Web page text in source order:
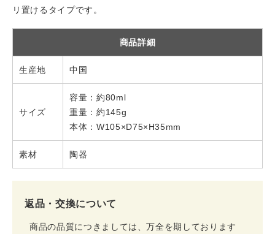
リ置けるタイプです。
商品詳細
生産地 中国
サイズ
容量：約80ml
重量：約145g
本体：W105×D75×H35mm
素材 陶器
返品・交換について
商品の品質につきましては、万全を期しております